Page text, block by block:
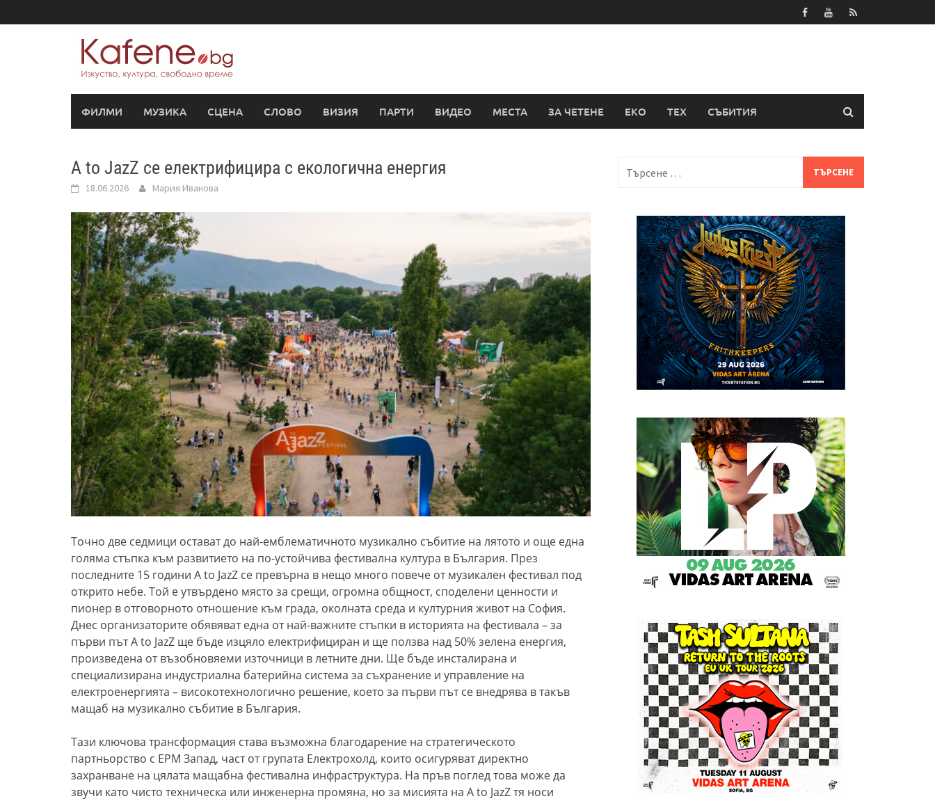
to
ФИЛМИ МУЗИКА СЦЕНА СЛОВО ВИЗИЯ ПАРТИ ВИДЕО МЕСТА ЗА ЧЕТЕНЕ ЕКО ТЕХ СЪБИТИЯ
A to JazZ се електрифицира с екологична енергия
18.06.2026 Мария Иванова
Точно две седмици остават до най-емблематичното музикално събитие на лятото и още една
голяма стъпка към развитието на по-устойчива фестивална култура в България. През
последните 15 години A to JazZ се превърна в нещо много повече от музикален фестивал под
открито небе. Той е утвърдено място за срещи, огромна общност, споделени ценности и
пионер в отговорното отношение към града, околната среда и културния живот на София.
Днес организаторите обявяват една от най-важните стъпки в историята на фестивала – за
първи път A to JazZ ще бъде изцяло електрифициран и ще ползва над 50% зелена енергия,
произведена от възобновяеми източници в летните дни. Ще бъде инсталирана и
специализирана индустриална батерийна система за съхранение и управление на
електроенергията – високотехнологично решение, което за първи път се внедрява в такъв
мащаб на музикално събитие в България.
Тази ключова трансформация става възможна благодарение на стратегическото
партньорство с ЕРМ Запад, част от групата Електрохолд, които осигуряват директно
захранване на цялата мащабна фестивална инфраструктура. На пръв поглед това може да
звучи като чисто техническа или инженерна промяна, но за мисията на A to JazZ тя носи
за: